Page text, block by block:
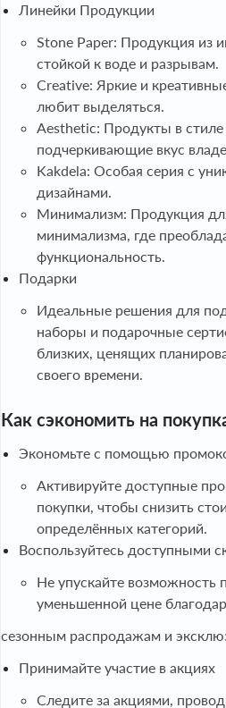
Линейки Продукции
Stone Paper: Продукция из
стойкой к воде и разрывам.
Creative: Яркие и
любит выделяться.
Aesthetic: Продукты в
подчеркивающие вкус
Kakdela: Особая серия с
дизайнами.
Минимализм: Продукция
минимализма, где
функциональность.
Подарки
Идеальные решения для
наборы и подарочные
близких, ценящих
своего времени.
Как сэкономить на
Экономьте с помощью
Активируйте доступные
покупки, чтобы снизить
определённых категорий.
Воспользуйтесь доступными
Не упускайте возможность
уменьшенной цене
сезонным распродажам и
Принимайте участие в акциях
Следите за акциями,